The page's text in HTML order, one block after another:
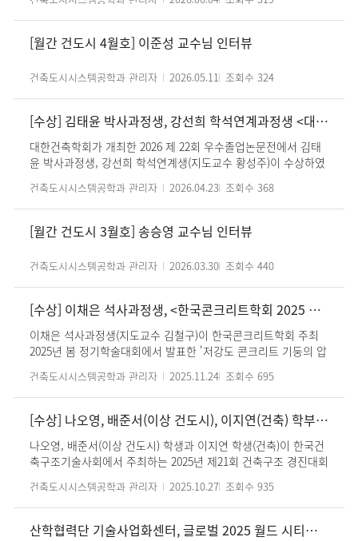
부위를 고려한 설계요소별 단열성능 개선 효과」가 우수발표논
문상으로 선정되었다. 본 연구는 국내 공동주택에서 널리 사용되
는 PVC 복층유리 이중창을 대상으로, 유리, 보강재, 기밀재가 창
호 열성능에 미치는 영향을 분석한 연구이다. 특히 창틀 내부의
열교(thermal bridge)와 공기 누설에 따른 열손실 문제에 주목
하여, Low-E 유리 적용 방식, 보강재 형상 및 단열 처리, 기밀재
적용 여부 등에 따른 열관류율 변화를 수치해석을 통해 정량적으
로 평가하였다. 한국태양에너지학회는 태양에너지 및 건물에너
지 분야의 학술·기술 발전을 목표로 하는 국내 대표 학회로, 신재
생에너지와 건물에너지 절감 기술에 관한 다양한 연구 성과가 발
표되고 있다. 이번 학술발표대회에는 건축환경, 에너지시스템, 제
로에너지건축 등 다양한 분야의 연구자들이 참여하여 최신 연구
성과를 공유하였다.
[월간 건도시 4월호] 이준성 교수님 인터뷰
건축도시시스템공학과 관리자 2026.05.11 조회수 324
[수상] 김태윤 박사과정생, 강선희 학석연계과정생 <대한건축학회 2026년도 제22회 우수졸업논문전 > 수상
대한건축학회가 개최한 2026 제 22회 우수졸업논문전에서 김태
윤 박사과정생, 강선희 학석연계생(지도교수 황성주)이 수상하였
Pedestrian Walkways from Surveillance Videos through
Ankle Keypoint Relationship-Based Anomaly Detection’ 논
문으로 석사 부문 장려상을 수상하였다. 강선희 학석연계과정생
은 ‘Interpretable Assessment of Human-Perceived Street-
Level Urban Greenery Quality via Panoptic Segmented
Visual Features’ 논문으로 학사 부문 최우수상을 수상하였다.
2005년부터 시작된 대한건축학회 우수졸업논문전은 건축관련학
과 학부생 및 석사과정 학생들의 참신하고 진취적인 연구성과를
대외적으로 알리고 함께 공유할 수 있는 기회의 장을 제공하고 있
다. 2026년도 우수졸업논문전은 대한건축학회 건축대전위원회,
우수졸업논문전분과위원회가 주관하며 문화체육관광부의 후원
을 받아 이루어졌다. 본 행사는 4월 28일부터 4월 30일까지 서울
서초구의 aT 센터에서 개최되었다.
건축도시시스템공학과 관리자 2026.04.23 조회수 368
[월간 건도시 3월호] 송승영 교수님 인터뷰
건축도시시스템공학과 관리자 2026.03.30 조회수 440
[수상] 이채은 석사과정생, <한국콘크리트학회 2025 가을 학술대회> 우수논문발표상 수상
이채은 석사과정생(지도교수 김철구)이 한국콘크리트학회 주최
2025년 봄 정기학술대회에서 발표한 '저강도 콘크리트 기둥의 압
EXPO)에서 우수논문발표상을 수상하였다. 최근 노후화된 학교
시설의 구조 안전성 평가 및 내진보강을 위해 저강도 콘크리트에
대한 검증이 요구되고 있다. 본 논문은 10 MPa 전후의 저강도 콘
크리트를 사용한 철근콘크리트 부재의 압축 성능을 실험적으로
평가하고, 이를 현행 압축설계 기준과 비교하였다. 이채은 학생은
해당 논문 발표를 통해 저강도 콘크리트를 사용한 철근콘크리트
기둥의 압축성능은 안전성 측면에서 순수 콘크리트의 압축저항
능력만으로 평가하는 것이 타당함을 밝혔으며, 이는 저강도 콘크
리트 연구의 기초자료로 기여할 것이라 기대된다.
건축도시시스템공학과 관리자 2025.11.24 조회수 695
[수상] 나오영, 배준서(이상 건도시), 이지연(건축) 학부생, <2025년 제 21회 건축구조 경진대회> 한국토지주택공사 사장상 수상
나오영, 배준서(이상 건도시) 학생과 이지연 학생(건축)이 한국건
축구조기술사회에서 주최하는 2025년 제21회 건축구조 경진대회
the railroad라는 주제로 철도 상부공간 창출을 위한 대형 캔틸
레버 건축구조시스템을 제안하였으며, 패널 예비심사와 발표 본
심사를 거쳐 수상작에 선정되었다.
건축도시시스템공학과 관리자 2025.10.27 조회수 935
산학협력단 기술사업화센터, 글로벌 2025 월드 시티테크 엑스포 참여